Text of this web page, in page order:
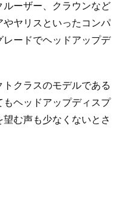
ルーザー、クラウンなど
ヤリスといったコンパ
レードでヘッドアップデ
クラスのモデルである
ヘッドアップディスプ
む声も少なくないとさ